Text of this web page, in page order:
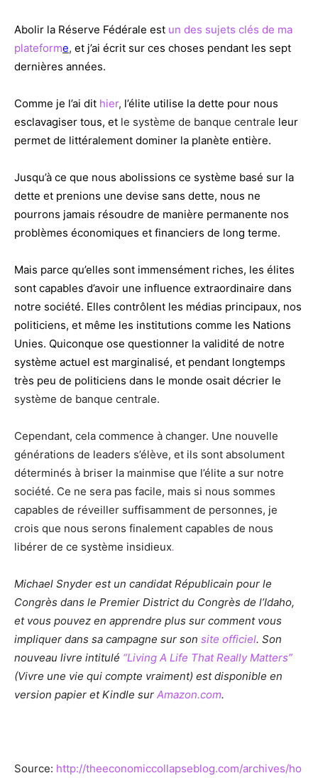
Abolir la Réserve Fédérale est un des sujets clés de ma
plateforme, et j’ai écrit sur ces choses pendant les sept
dernières années.
Comme je l’ai dit hier, l’élite utilise la dette pour nous
esclavagiser tous, et le système de banque centrale leur
permet de littéralement dominer la planète entière.
Jusqu’à ce que nous abolissions ce système basé sur la
dette et prenions une devise sans dette, nous ne
pourrons jamais résoudre de manière permanente nos
problèmes économiques et financiers de long terme.
Mais parce qu’elles sont immensément riches, les élites
sont capables d’avoir une influence extraordinaire dans
notre société. Elles contrôlent les médias principaux, nos
politiciens, et même les institutions comme les Nations
Unies. Quiconque ose questionner la validité de notre
système actuel est marginalisé, et pendant longtemps
très peu de politiciens dans le monde osait décrier le
système de banque centrale.
Cependant, cela commence à changer. Une nouvelle
générations de leaders s’élève, et ils sont absolument
déterminés à briser la mainmise que l’élite a sur notre
société. Ce ne sera pas facile, mais si nous sommes
capables de réveiller suffisamment de personnes, je
crois que nous serons finalement capables de nous
libérer de ce système insidieux.
Michael Snyder est un candidat Républicain pour le
Congrès dans le Premier District du Congrès de l’Idaho,
et vous pouvez en apprendre plus sur comment vous
impliquer dans sa campagne sur son site officiel. Son
nouveau livre intitulé “Living A Life That Really Matters”
(Vivre une vie qui compte vraiment) est disponible en
version papier et Kindle sur Amazon.com.
Source: http://theeconomiccollapseblog.com/archives/ho